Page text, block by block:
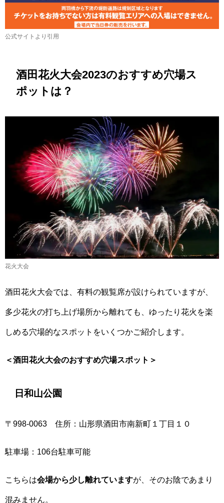
公式サイトより引用
酒田花火大会2023のおすすめ穴場ス
ポットは？
花火大会
酒田花火大会では、有料の観覧席が設けられていますが、
多少花火の打ち上げ場所から離れても、ゆったり花火を楽
しめる穴場的なスポットをいくつかご紹介します。
＜酒田花火大会のおすすめ穴場スポット＞
日和山公園
〒998-0063 住所：山形県酒田市南新町１丁目１０
駐車場：106台駐車可能
こちらは会場から少し離れていますが、そのお陰であまり
混みません。